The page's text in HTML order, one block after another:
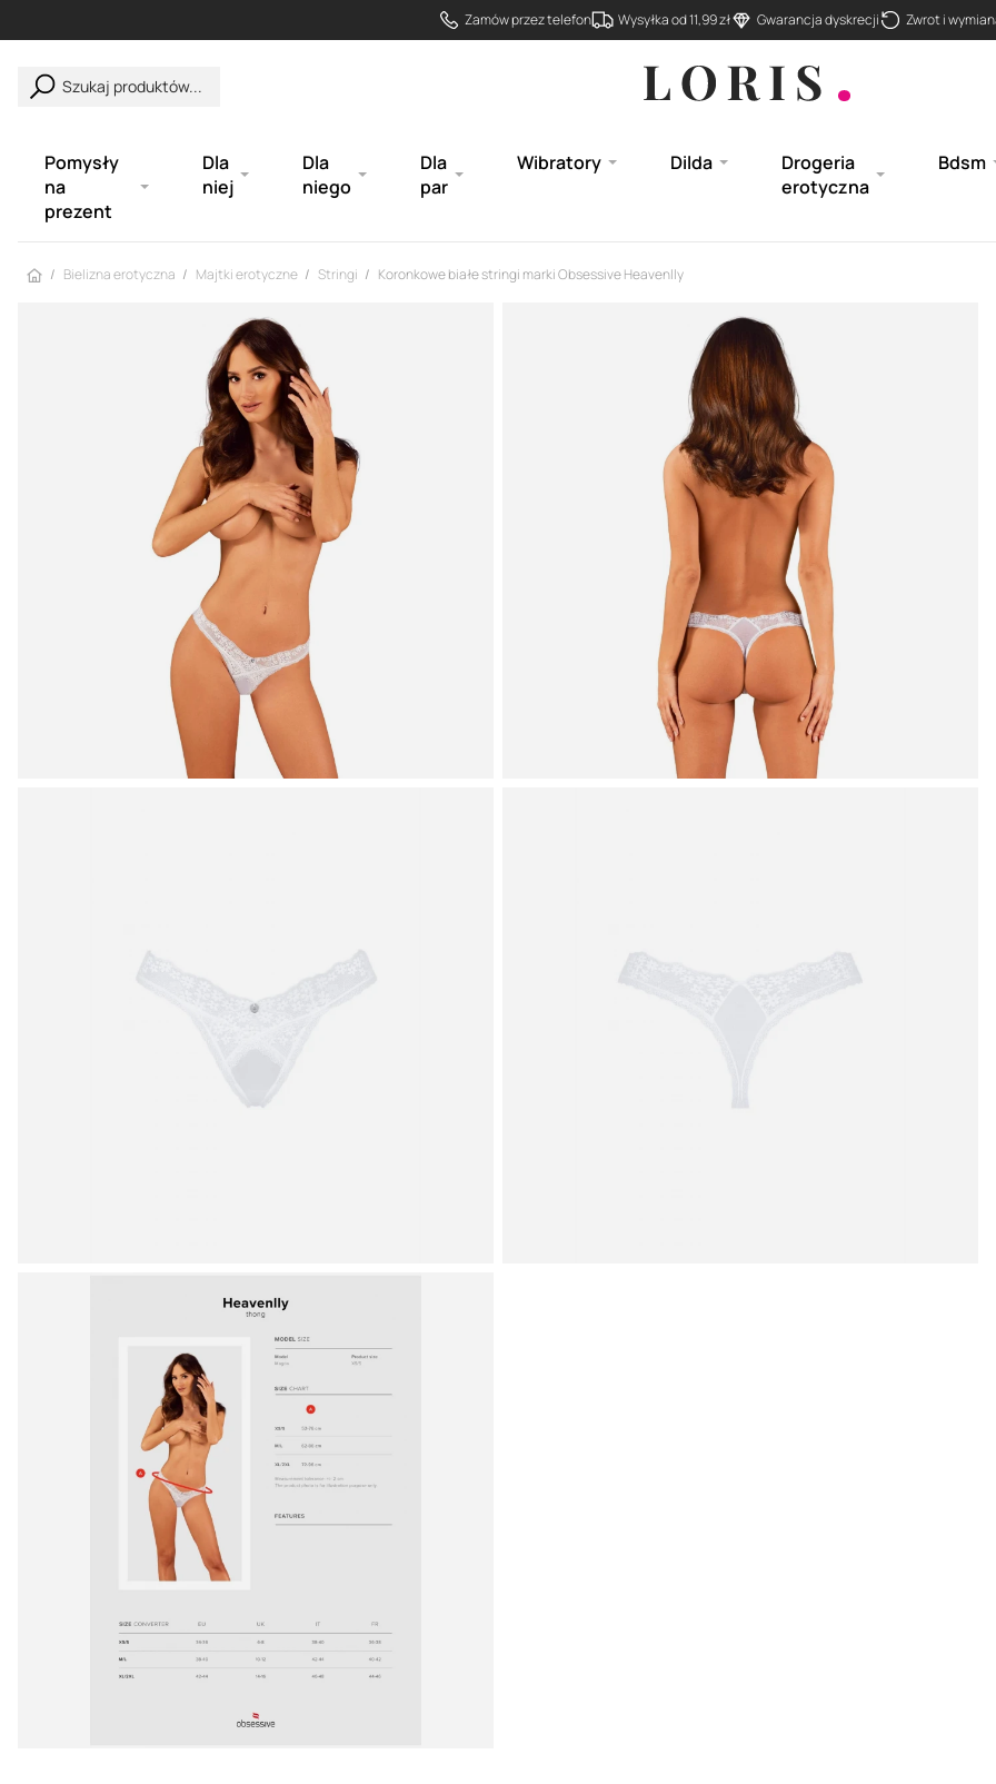
Zamów przez telefon Wysyłka od 11,99 zł Gwarancja dyskrecji Zwrot i
Szukaj produktów...
Pomysły
na
prezent
Dla
niej
Dla
niego
Dla
par
Wibratory Dilda
Drogeria
erotyczna
Bdsm
Strona główna
Bielizna erotyczna Majtki erotyczne Stringi Koronkowe białe stringi marki Obsessive Heavenlly